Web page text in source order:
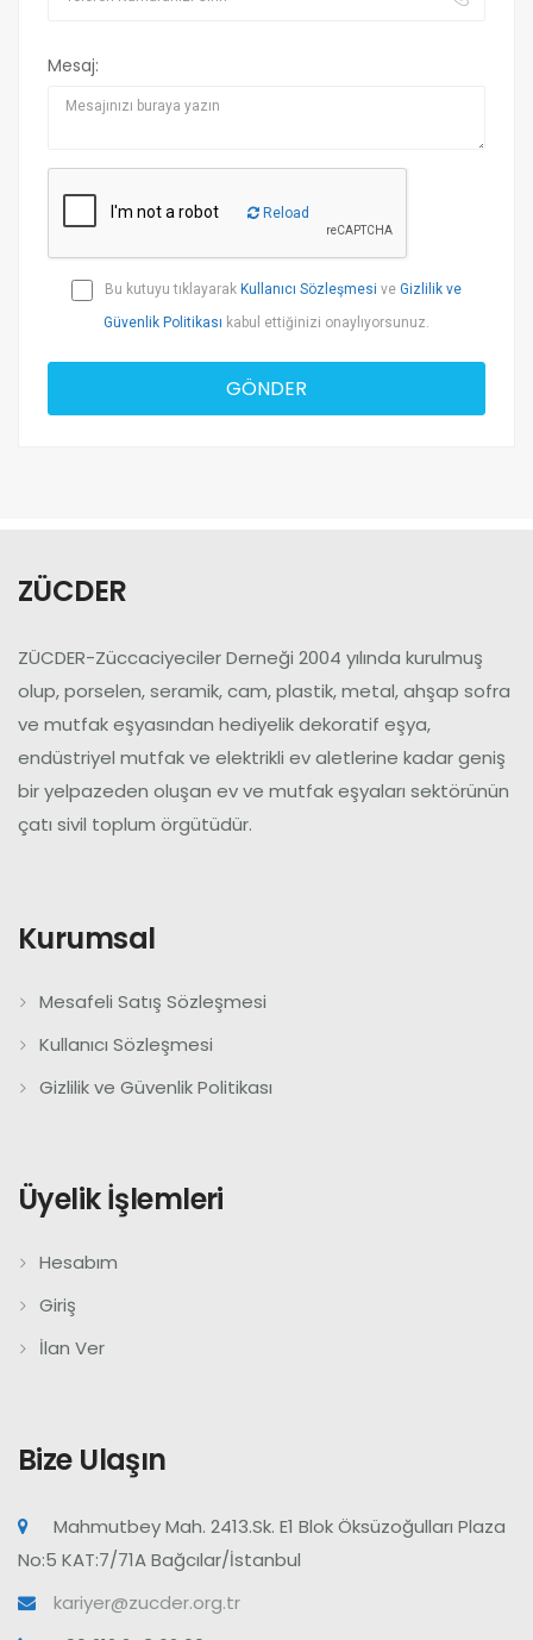
Mesaj:
Reload
Bu kutuyu tıklayarak Kullanıcı Sözleşmesi ve Gizlilik ve
Güvenlik Politikası kabul ettiğinizi onaylıyorsunuz.
ZÜCDER
ZÜCDER-Züccaciyeciler Derneği 2004 yılında kurulmuş
olup, porselen, seramik, cam, plastik, metal, ahşap sofra
ve mutfak eşyasından hediyelik dekoratif eşya,
endüstriyel mutfak ve elektrikli ev aletlerine kadar geniş
bir yelpazeden oluşan ev ve mutfak eşyaları sektörünün
çatı sivil toplum örgütüdür.
Kurumsal
Mesafeli Satış Sözleşmesi
Kullanıcı Sözleşmesi
Gizlilik ve Güvenlik Politikası
Üyelik İşlemleri
Hesabım
Giriş
İlan Ver
Bize Ulaşın
Mahmutbey Mah. 2413.Sk. E1 Blok Öksüzoğulları Plaza
No:5 KAT:7/71A Bağcılar/İstanbul
kariyer@zucder.org.tr